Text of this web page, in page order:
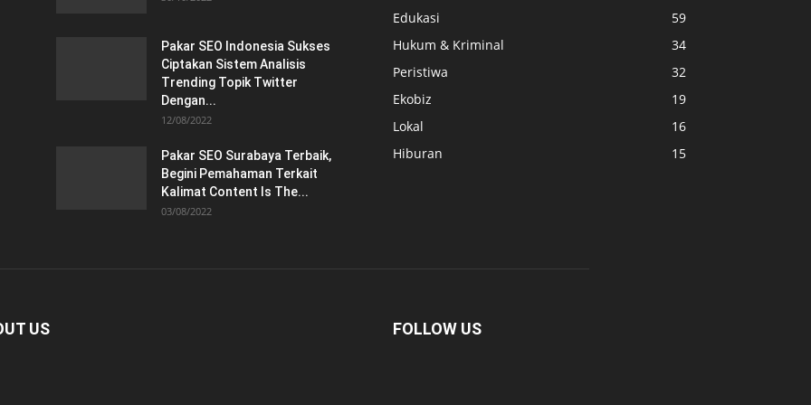
Pakar SEO Indonesia Sukses
Ciptakan Sistem Analisis
Trending Topik Twitter
Dengan...
12/08/2022
Pakar SEO Surabaya Terbaik,
Begini Pemahaman Terkait
Kalimat Content Is The...
03/08/2022
Edukasi
59
Hukum & Kriminal
34
Peristiwa
32
Ekobiz
19
Lokal
16
Hiburan
15
US FOLLOW US